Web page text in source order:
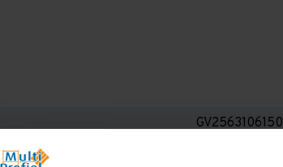
GV2563106150